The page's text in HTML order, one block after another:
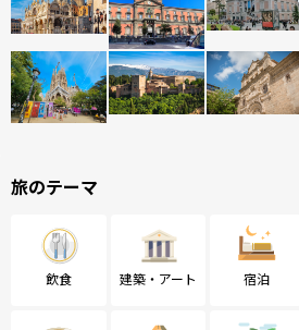
旅のテーマ
飲食 建築・アート 宿泊